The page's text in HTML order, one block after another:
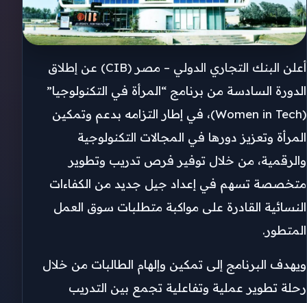
أعلن البنك التجاري الدولي – مصر (CIB) عن إطلاق
الدورة السادسة من برنامج “المرأة في التكنولوجيا”
(Women in Tech)، في إطار التزامه بدعم وتمكين
المرأة وتعزيز دورها في المجالات التكنولوجية
والرقمية، من خلال توفير فرص تدريب وتطوير
متخصصة تسهم في إعداد جيل جديد من الكفاءات
النسائية القادرة على مواكبة متطلبات سوق العمل
المتطور.
ويهدف البرنامج إلى تمكين وإلهام الطالبات من خلال
رحلة تطوير عملية وتفاعلية تجمع بين التدريب